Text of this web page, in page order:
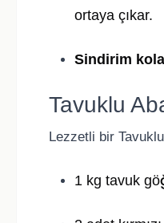
ortaya çıkar.
Sindirim
Tavuklu
Lezzetli bir
1 kg tavuk